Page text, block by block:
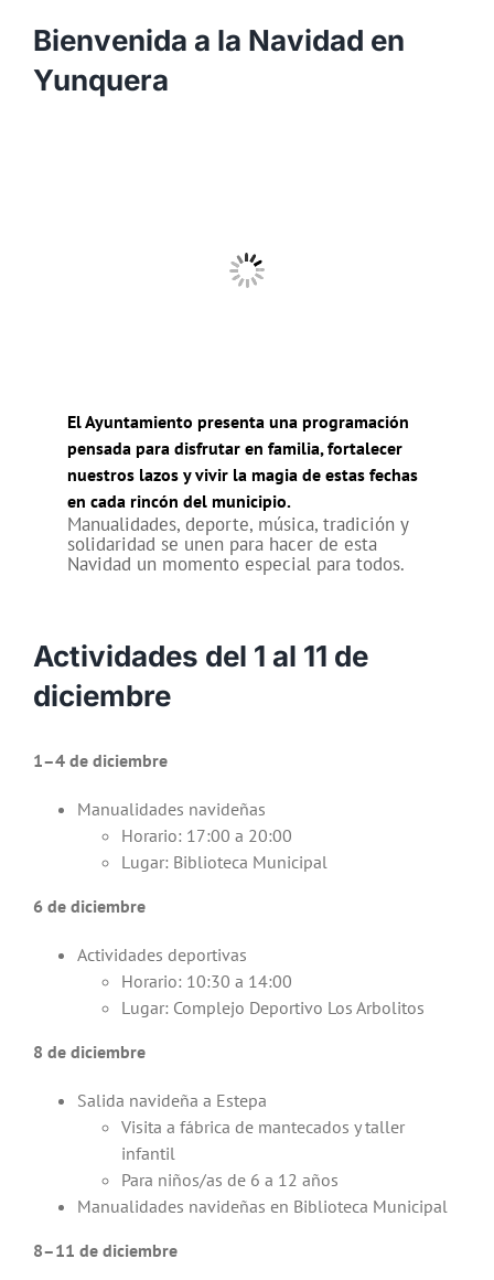
Bienvenida a la Navidad en
Yunquera
El Ayuntamiento presenta una programación
pensada para disfrutar en familia, fortalecer
nuestros lazos y vivir la magia de estas fechas
en cada rincón del municipio.
Manualidades, deporte, música, tradición y
solidaridad se unen para hacer de esta
Navidad un momento especial para todos.
Actividades del 1 al 11 de
diciembre
1–4 de diciembre
Manualidades navideñas
Horario: 17:00 a 20:00
Lugar: Biblioteca Municipal
6 de diciembre
Actividades deportivas
Horario: 10:30 a 14:00
Lugar: Complejo Deportivo Los Arbolitos
8 de diciembre
Salida navideña a Estepa
Visita a fábrica de mantecados y taller
infantil
Para niños/as de 6 a 12 años
Manualidades navideñas en Biblioteca Municipal
8–11 de diciembre